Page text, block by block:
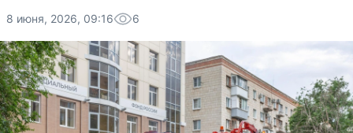
8 июня, 2026, 09:16 6